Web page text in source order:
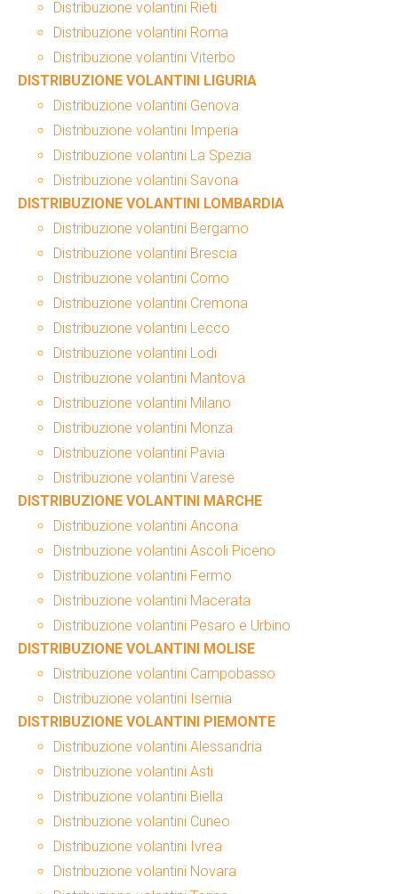
Distribuzione volantini Rieti
Distribuzione volantini Roma
Distribuzione volantini Viterbo
DISTRIBUZIONE VOLANTINI LIGURIA
Distribuzione volantini Genova
Distribuzione volantini Imperia
Distribuzione volantini La Spezia
Distribuzione volantini Savona
DISTRIBUZIONE VOLANTINI LOMBARDIA
Distribuzione volantini Bergamo
Distribuzione volantini Brescia
Distribuzione volantini Como
Distribuzione volantini Cremona
Distribuzione volantini Lecco
Distribuzione volantini Lodi
Distribuzione volantini Mantova
Distribuzione volantini Milano
Distribuzione volantini Monza
Distribuzione volantini Pavia
Distribuzione volantini Varese
DISTRIBUZIONE VOLANTINI MARCHE
Distribuzione volantini Ancona
Distribuzione volantini Ascoli Piceno
Distribuzione volantini Fermo
Distribuzione volantini Macerata
Distribuzione volantini Pesaro e Urbino
DISTRIBUZIONE VOLANTINI MOLISE
Distribuzione volantini Campobasso
Distribuzione volantini Isernia
DISTRIBUZIONE VOLANTINI PIEMONTE
Distribuzione volantini Alessandria
Distribuzione volantini Asti
Distribuzione volantini Biella
Distribuzione volantini Cuneo
Distribuzione volantini Ivrea
Distribuzione volantini Novara